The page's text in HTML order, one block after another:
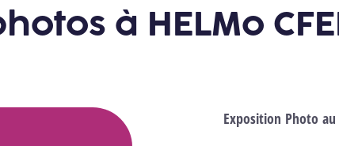
à HELMo
Exposition Photo au